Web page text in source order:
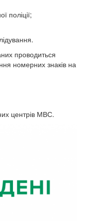
поліції;
проводиться
номерних знаків на
центрів МВС.